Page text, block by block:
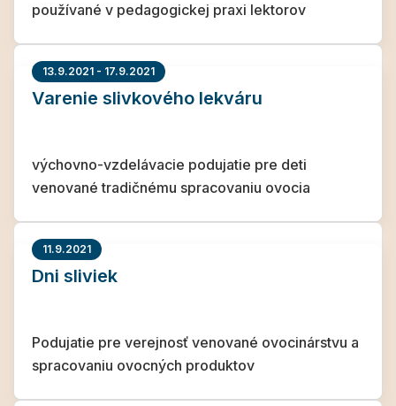
používané v pedagogickej praxi lektorov
13.9.2021 - 17.9.2021
Varenie slivkového lekváru
výchovno-vzdelávacie podujatie pre deti
venované tradičnému spracovaniu ovocia
11.9.2021
Dni sliviek
Podujatie pre verejnosť venované ovocinárstvu a
spracovaniu ovocných produktov